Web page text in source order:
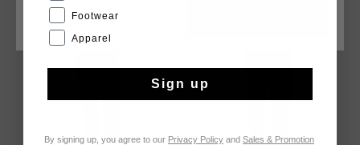
CANCEL
Footwear
Apparel
Sign up
By signing up, you agree to our Privacy Policy and Sales & Promotion